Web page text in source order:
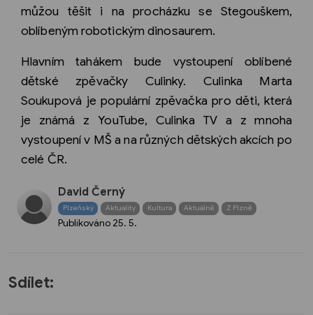
můžou těšit i na procházku se Stegouškem,
oblíbeným robotickým dinosaurem.
Hlavním tahákem bude vystoupení oblíbené
dětské zpěvačky Culinky. Culinka Marta
Soukupová je populární zpěvačka pro děti, která
je známá z YouTube, Culinka TV a z mnoha
vystoupení v MŠ a na různých dětských akcích po
celé ČR.
David Černý
Plzeňský Aktuality Kultura Aktuálně Z Plzně
Publikováno 25. 5.
Sdílet: